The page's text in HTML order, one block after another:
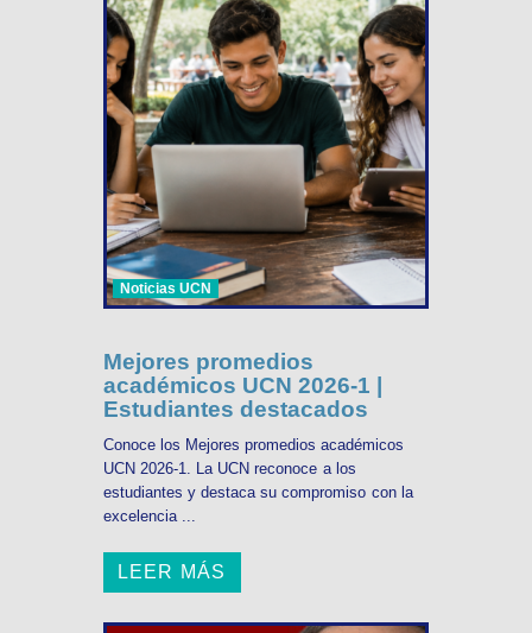
Noticias UCN
Mejores promedios
académicos UCN 2026-1 |
Estudiantes destacados
Conoce los Mejores promedios académicos
UCN 2026-1. La UCN reconoce a los
estudiantes y destaca su compromiso con la
excelencia ...
LEER MÁS